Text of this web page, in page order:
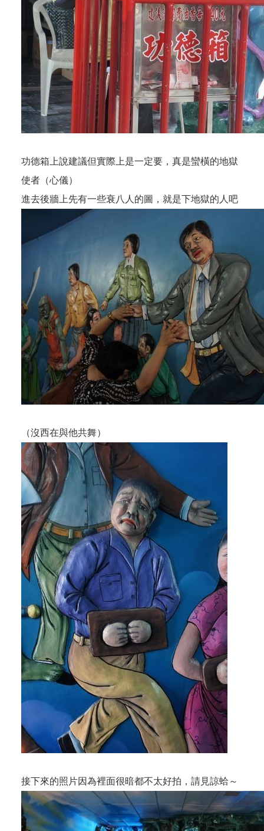
功德箱上說建議但實際上是一定要，真是蠻橫的地獄
使者（心儀）
進去後牆上先有一些衰八人的圖，就是下地獄的人吧
（沒西在與他共舞）
接下來的照片因為裡面很暗都不太好拍，請見諒蛤～